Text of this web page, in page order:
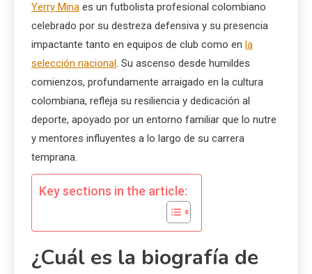
Yerry Mina es un futbolista profesional colombiano
celebrado por su destreza defensiva y su presencia
impactante tanto en equipos de club como en la
selección nacional. Su ascenso desde humildes
comienzos, profundamente arraigado en la cultura
colombiana, refleja su resiliencia y dedicación al
deporte, apoyado por un entorno familiar que lo nutre
y mentores influyentes a lo largo de su carrera
temprana.
Key sections in the article:
¿Cuál es la biografía de